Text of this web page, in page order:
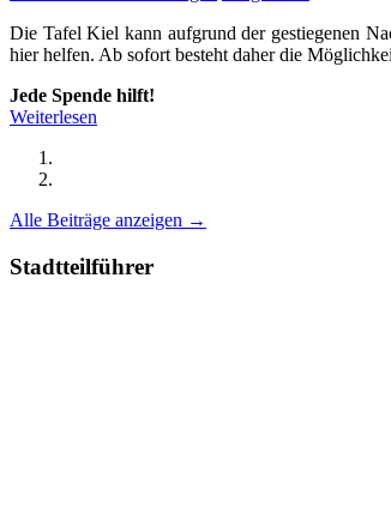
Die Tafel Kiel kann aufgrund der gestiegenen
hier helfen. Ab sofort besteht daher die
Jede Spende hilft!
Weiterlesen
Alle Beiträge anzeigen →
Stadtteilführer